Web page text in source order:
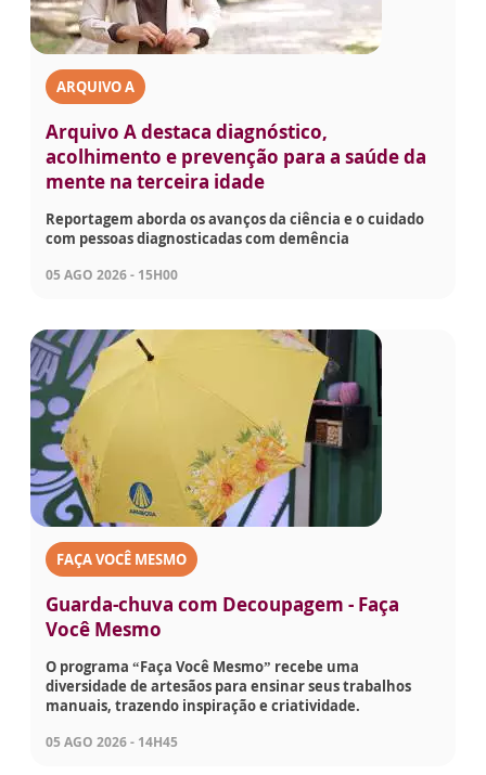
ARQUIVO A
Arquivo A destaca diagnóstico,
acolhimento e prevenção para a saúde da
mente na terceira idade
Reportagem aborda os avanços da ciência e o cuidado
com pessoas diagnosticadas com demência
05 AGO 2026 - 15H00
FAÇA VOCÊ MESMO
Guarda-chuva com Decoupagem - Faça
Você Mesmo
O programa “Faça Você Mesmo” recebe uma
diversidade de artesãos para ensinar seus trabalhos
manuais, trazendo inspiração e criatividade.
05 AGO 2026 - 14H45